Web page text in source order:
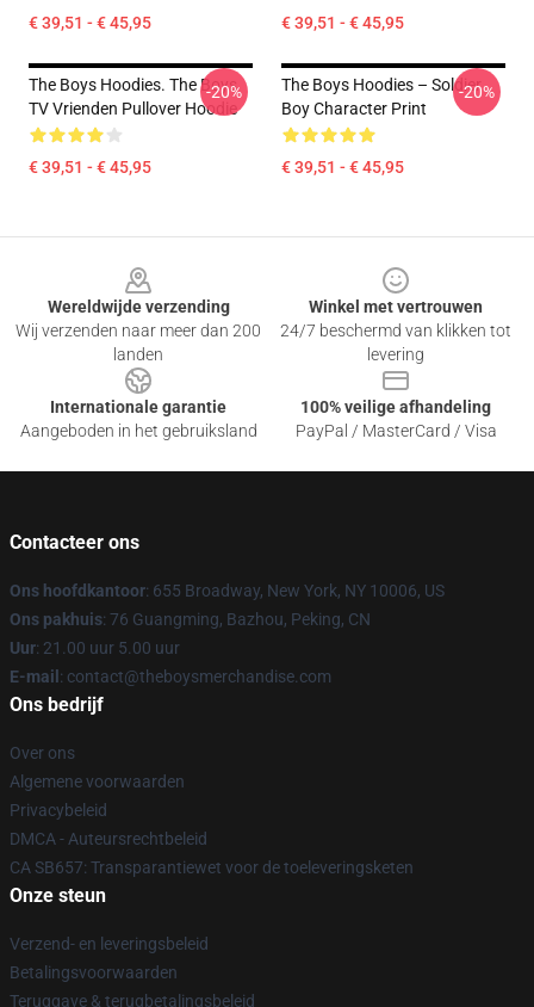
€ 39,51 - € 45,95 € 39,51 - € 45,95
The Boys Hoodies. The Boys
TV Vrienden Pullover Hoodie
€ 39,51 - € 45,95
-20%
The Boys Hoodies – Soldier
Boy Character Print
€ 39,51 - € 45,95
-20%
Wereldwijde verzending
Wij verzenden naar meer dan 200
landen
Winkel met vertrouwen
24/7 beschermd van klikken tot
levering
Internationale garantie
Aangeboden in het gebruiksland
100% veilige afhandeling
PayPal / MasterCard / Visa
Contacteer ons
Ons hoofdkantoor: 655 Broadway, New York, NY 10006, US
Ons pakhuis: 76 Guangming, Bazhou, Peking, CN
Uur: 21.00 uur 5.00 uur
E-mail : contact@theboysmerchandise.com
Ons bedrijf
Over ons
Algemene voorwaarden
Privacybeleid
DMCA - Auteursrechtbeleid
CA SB657: Transparantiewet voor de toeleveringsketen
Onze steun
Verzend- en leveringsbeleid
Betalingsvoorwaarden
Teruggave & terugbetalingsbeleid